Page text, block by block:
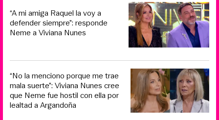
“A mi amiga Raquel la voy a
defender siempre”: responde
Neme a Viviana Nunes
“No la menciono porque me trae
mala suerte”: Viviana Nunes cree
que Neme fue hostil con ella por
lealtad a Argandoña